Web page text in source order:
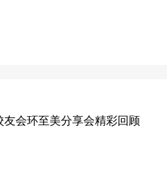
友会环至美分享会精彩回顾